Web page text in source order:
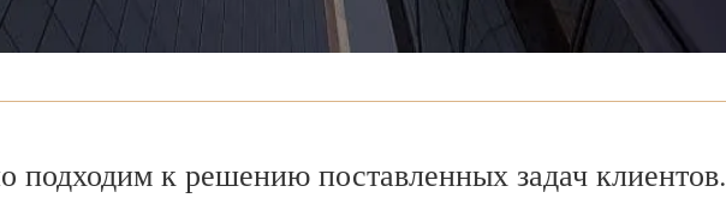
подходим к решению поставленных задач клиентов.